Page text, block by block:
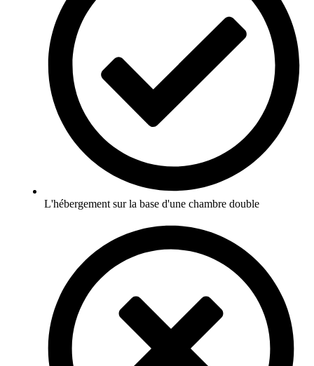
L'hébergement sur la base d'une chambre double